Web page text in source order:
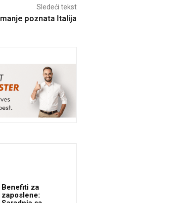
Sledeći tekst
poznata Italija
Benefiti za
zaposlene: